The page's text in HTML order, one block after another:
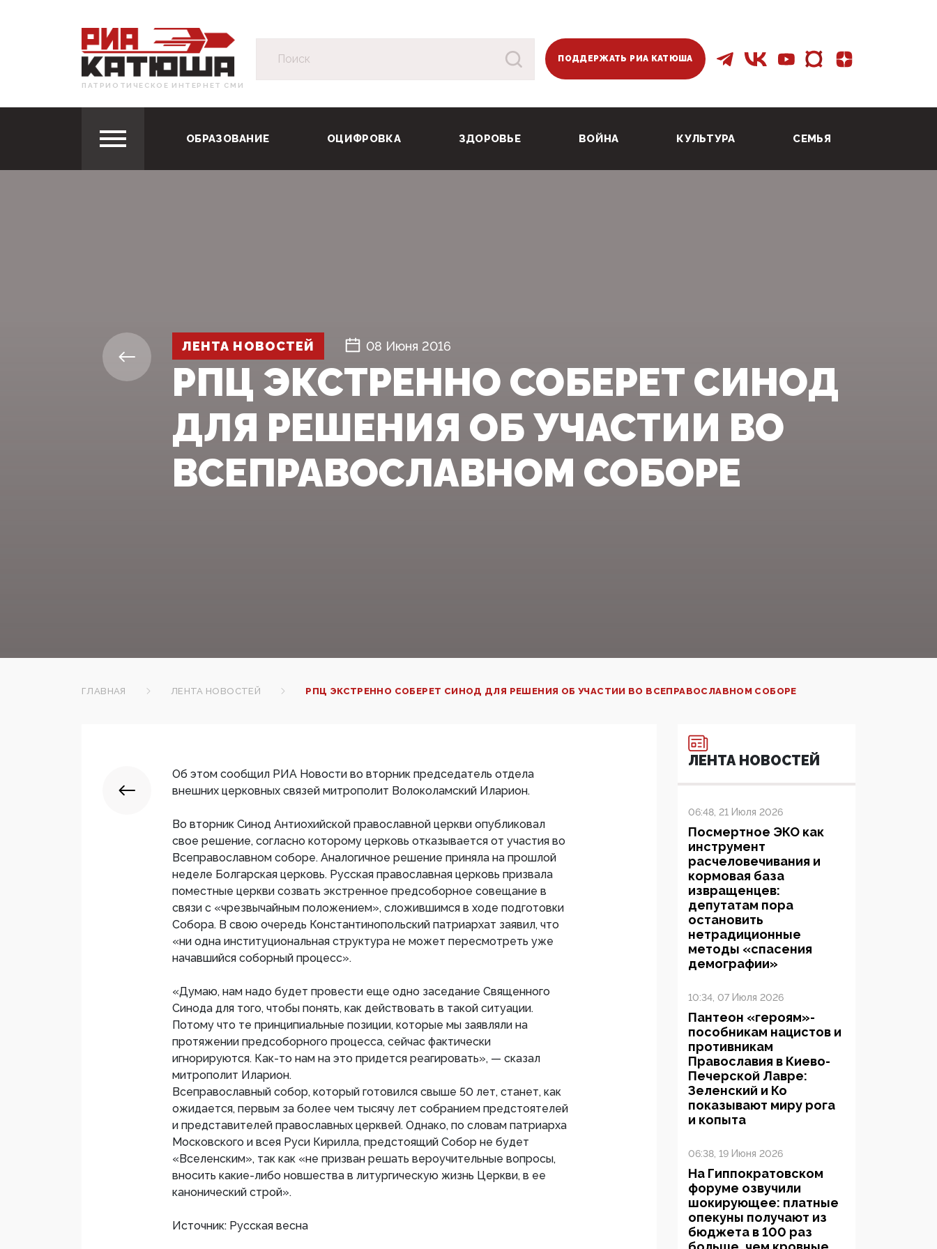
ПАТРИОТИЧЕСКОЕ ИНТЕРНЕТ СМИ
ПОДДЕРЖАТЬ РИА КАТЮША
ОБРАЗОВАНИЕ ОЦИФРОВКА ЗДОРОВЬЕ ВОЙНА КУЛЬТУРА СЕМЬЯ
ЛЕНТА НОВОСТЕЙ 08 Июня 2016
РПЦ ЭКСТРЕННО СОБЕРЕТ СИНОД
ДЛЯ РЕШЕНИЯ ОБ УЧАСТИИ ВО
ВСЕПРАВОСЛАВНОМ СОБОРЕ
ГЛАВНАЯ ЛЕНТА НОВОСТЕЙ РПЦ ЭКСТРЕННО СОБЕРЕТ СИНОД ДЛЯ РЕШЕНИЯ ОБ УЧАСТИИ ВО ВСЕПРАВОСЛАВНОМ СОБОРЕ
Об этом сообщил РИА Новости во вторник председатель отдела
внешних церковных связей митрополит Волоколамский Иларион.
Во вторник Синод Антиохийской православной церкви опубликовал
свое решение, согласно которому церковь отказывается от участия во
Всеправославном соборе. Аналогичное решение приняла на прошлой
неделе Болгарская церковь. Русская православная церковь призвала
поместные церкви созвать экстренное предсоборное совещание в
связи с «чрезвычайным положением», сложившимся в ходе подготовки
Собора. В свою очередь Константинопольский патриархат заявил, что
«ни одна институциональная структура не может пересмотреть уже
начавшийся соборный процесс».
«Думаю, нам надо будет провести еще одно заседание Священного
Синода для того, чтобы понять, как действовать в такой ситуации.
Потому что те принципиальные позиции, которые мы заявляли на
протяжении предсоборного процесса, сейчас фактически
игнорируются. Как-то нам на это придется реагировать», — сказал
митрополит Иларион.
Всеправославный собор, который готовился свыше 50 лет, станет, как
ожидается, первым за более чем тысячу лет собранием предстоятелей
и представителей православных церквей. Однако, по словам патриарха
Московского и всея Руси Кирилла, предстоящий Собор не будет
«Вселенским», так как «не призван решать вероучительные вопросы,
вносить какие-либо новшества в литургическую жизнь Церкви, в ее
канонический строй».
Источник: Русская весна
ЛЕНТА НОВОСТЕЙ
06:48, 21 Июля 2026
Посмертное ЭКО как
инструмент
расчеловечивания и
кормовая база
извращенцев:
депутатам пора
остановить
нетрадиционные
методы «спасения
демографии»
10:34, 07 Июля 2026
Пантеон «героям»-
пособникам нацистов и
противникам
Православия в Киево-
Печерской Лавре:
Зеленский и Ко
показывают миру рога
и копыта
06:38, 19 Июня 2026
На Гиппократовском
форуме озвучили
шокирующее: платные
опекуны получают из
бюджета в 100 раз